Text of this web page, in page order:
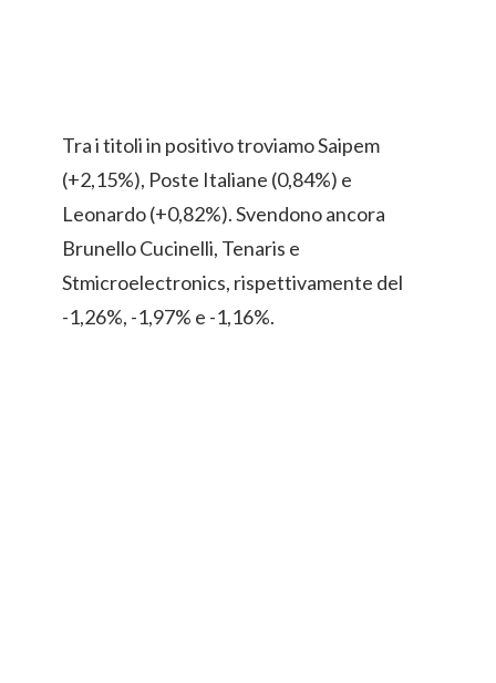
Tra i titoli in positivo troviamo Saipem
(+2,15%), Poste Italiane (0,84%) e
Leonardo (+0,82%). Svendono ancora
Brunello Cucinelli, Tenaris e
Stmicroelectronics, rispettivamente del
-1,26%, -1,97% e -1,16%.